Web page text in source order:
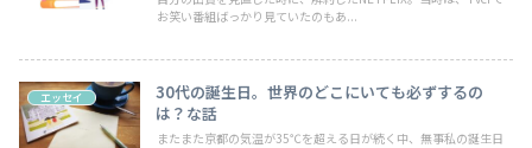
お笑い番組ばっかり見ていたのもあ...
エッセイ
30代の誕生日。世界のどこにいても必ずするの
は？な話
またまた京都の気温が35℃を超える日が続く中、無事私の誕生日